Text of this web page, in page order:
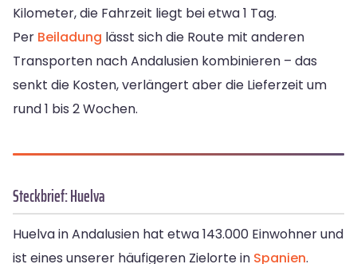
Kilometer, die Fahrzeit liegt bei etwa 1 Tag.
Per Beiladung lässt sich die Route mit anderen
Transporten nach Andalusien kombinieren – das
senkt die Kosten, verlängert aber die Lieferzeit um
rund 1 bis 2 Wochen.
Steckbrief: Huelva
Huelva in Andalusien hat etwa 143.000 Einwohner und
ist eines unserer häufigeren Zielorte in Spanien.